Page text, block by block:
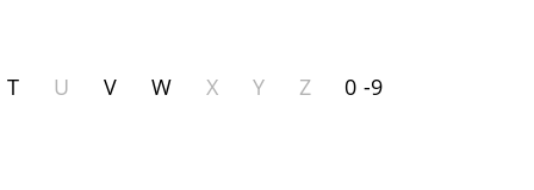
T U V W X Y Z 0 -9